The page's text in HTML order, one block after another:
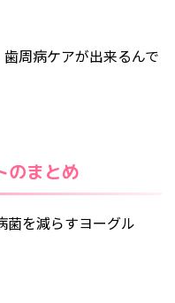
周病ケアが出来るんで
のまとめ
菌を減らすヨーグル